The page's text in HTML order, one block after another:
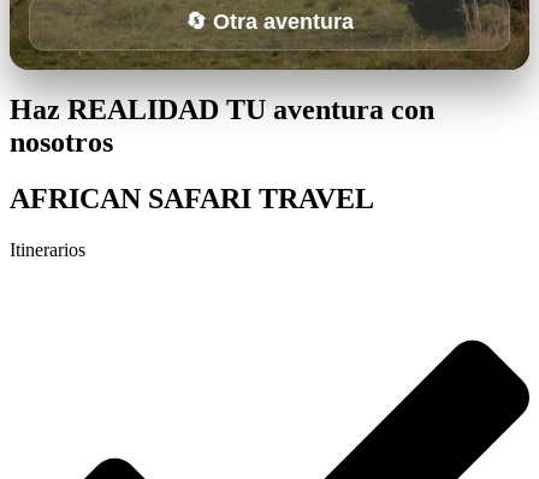
🔄 Otra aventura
Haz REALIDAD TU aventura con
nosotros
AFRICAN SAFARI TRAVEL
Itinerarios